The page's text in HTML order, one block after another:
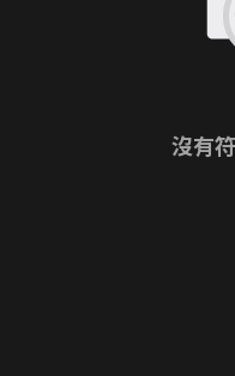
沒有